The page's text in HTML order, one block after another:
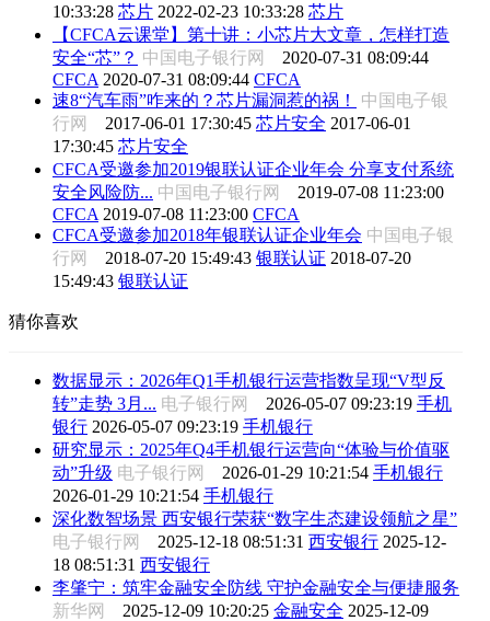
10:33:28 芯片 2022-02-23 10:33:28 芯片
【CFCA云课堂】第十讲：小芯片大文章，怎样打造
安全“芯”？ 中国电子银行网 2020-07-31 08:09:44
CFCA 2020-07-31 08:09:44 CFCA
速8“汽车雨”咋来的？芯片漏洞惹的祸！
中国电子银
行网 2017-06-01 17:30:45 芯片安全 2017-06-01
17:30:45 芯片安全
CFCA受邀参加2019银联认证企业年会 分享支付系统
安全风险防... 中国电子银行网 2019-07-08 11:23:00
CFCA 2019-07-08 11:23:00 CFCA
CFCA受邀参加2018年银联认证企业年会 中国电子银
行网 2018-07-20 15:49:43 银联认证 2018-07-20
15:49:43 银联认证
猜你喜欢
数据显示：2026年Q1手机银行运营指数呈现“V型反
转”走势 3月... 电子银行网 2026-05-07 09:23:19 手机
银行 2026-05-07 09:23:19 手机银行
研究显示：2025年Q4手机银行运营向“体验与价值驱
动”升级 电子银行网 2026-01-29 10:21:54 手机银行
2026-01-29 10:21:54 手机银行
深化数智场景 西安银行荣获“数字生态建设领航之星”
电子银行网 2025-12-18 08:51:31 西安银行 2025-12-
18 08:51:31 西安银行
李肇宁：筑牢金融安全防线 守护金融安全与便捷服务
新华网 2025-12-09 10:20:25 金融安全 2025-12-09